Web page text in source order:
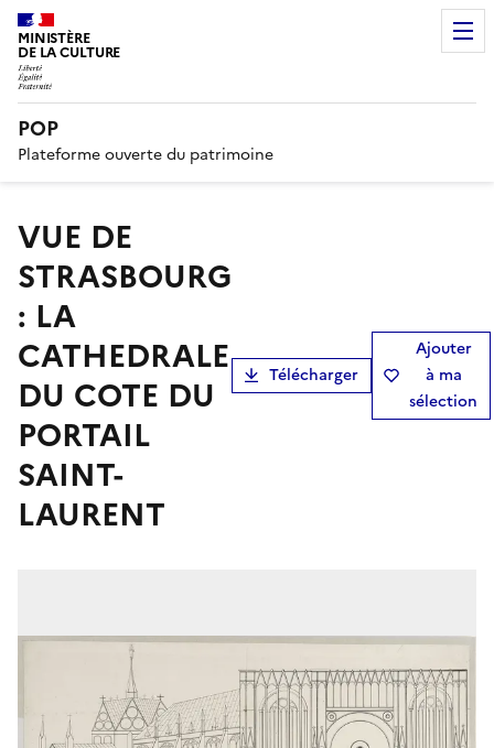
MINISTÈRE
DE LA CULTURE
POP
Plateforme ouverte du patrimoine
VUE DE
STRASBOURG
: LA
CATHEDRALE
DU COTE DU
PORTAIL
SAINT-
LAURENT
Télécharger
Ajouter
à ma
sélection